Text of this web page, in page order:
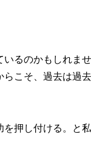
るのかもしれませ
こそ、過去は過
押し付ける。と